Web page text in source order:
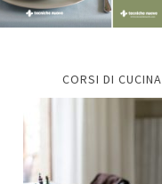
CORSI DI CUCINA